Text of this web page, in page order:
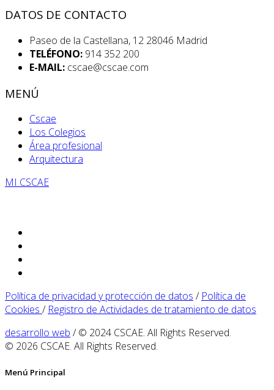
DATOS DE CONTACTO
Paseo de la Castellana, 12 28046 Madrid
TELÉFONO: 914 352 200
E-MAIL: cscae@cscae.com
MENÚ
Cscae
Los Colegios
Área profesional
Arquitectura
MI CSCAE
Política de privacidad y protección de datos / Política de
Cookies / Registro de Actividades de tratamiento de datos
desarrollo web / © 2024 CSCAE. All Rights Reserved.
© 2026 CSCAE. All Rights Reserved.
Menú Principal